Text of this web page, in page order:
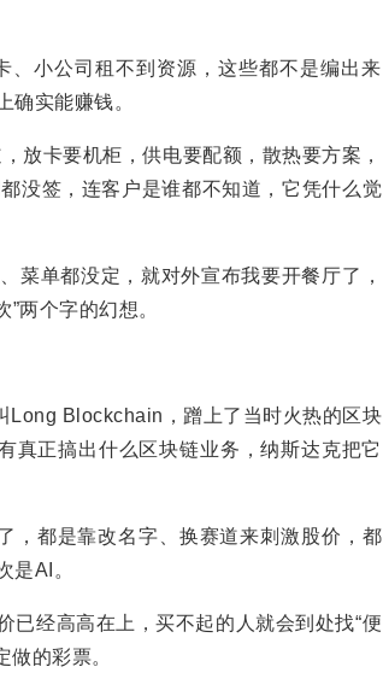
小公司租不到资源，这些都不是编出来
确实能赚钱。
放卡要机柜，供电要配额，散热要方案，
没签，连客户是谁都不知道，它凭什么觉
菜单都没定，就对外宣布我要开餐厅了，
两个字的幻想。
Long Blockchain，蹭上了当时火热的区块
真正搞出什么区块链业务，纳斯达克把它
，都是靠改名字、换赛道来刺激股价，都
是AI。
已经高高在上，买不起的人就会到处找“便
的彩票。